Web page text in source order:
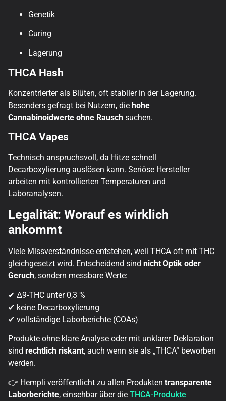
Genetik
Curing
Lagerung
THCA Hash
Konzentrierter als Blüten, oft stabiler in der Lagerung.
Besonders gefragt bei Nutzern, diehohe
Cannabinoidwerte ohne Rausch suchen.
THCA Vapes
Technisch anspruchsvoll, da Hitze schnell
Decarboxylierung auslösen kann. Seriöse Hersteller
arbeiten mit kontrollierten Temperaturen und
Laboranalysen.
Legalität: Worauf es wirklich
ankommt
Viele Missverständnisse entstehen, weil THCA oft mit THC
gleichgesetzt wird. Entscheidend sindnicht Optik oder
Geruch, sondern messbare Werte:
✔ Δ9-THC unter 0,3 %
✔ keine Decarboxylierung
✔ vollständige Laborberichte (COAs)
Produkte ohne klare Analyse oder mit unklarer Deklaration
sindrechtlich riskant, auch wenn sie als „THCA“ beworben
werden.
👉 Hempli veröffentlicht zu allen Produktentransparente
Laborberichte, einsehbar über dieTHCA-Produkte